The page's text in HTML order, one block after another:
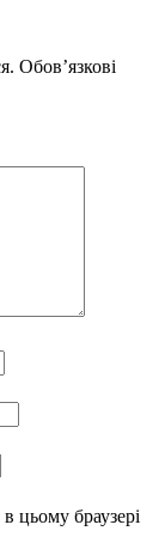
Обов’язкові
цьому браузері